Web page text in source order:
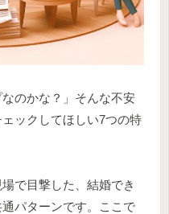
のかな？」そんな不安
ックしてほしい7つの特
で目撃した、結婚でき
パターンです。ここで